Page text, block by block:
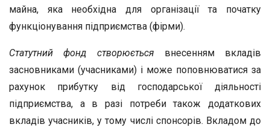
майна, яка необхідна для організації та початку
функціонування підприємства (фірми).
Статутний фонд створюється внесенням вкладів
засновниками (учасниками) і може поповнюватися за
рахунок прибутку від господарської діяльності
підприємства, а в разі потреби також додаткових
вкладів учасників, у тому числі спонсорів. Вкладом до